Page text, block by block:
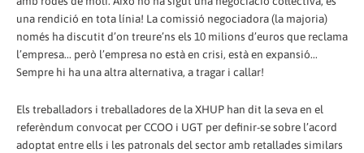
una rendició en tota línia! La comissió negociadora (la majoria)
només ha discutit d’on treure’ns els 10 milions d’euros que reclama
l’empresa... però l’empresa no està en crisi, està en expansió...
Sempre hi ha una altra alternativa, a tragar i callar!
Els treballadors i treballadores de la XHUP han dit la seva en el
referèndum convocat per CCOO i UGT per definir-se sobre l’acord
adoptat entre ells i les patronals del sector amb retallades similars